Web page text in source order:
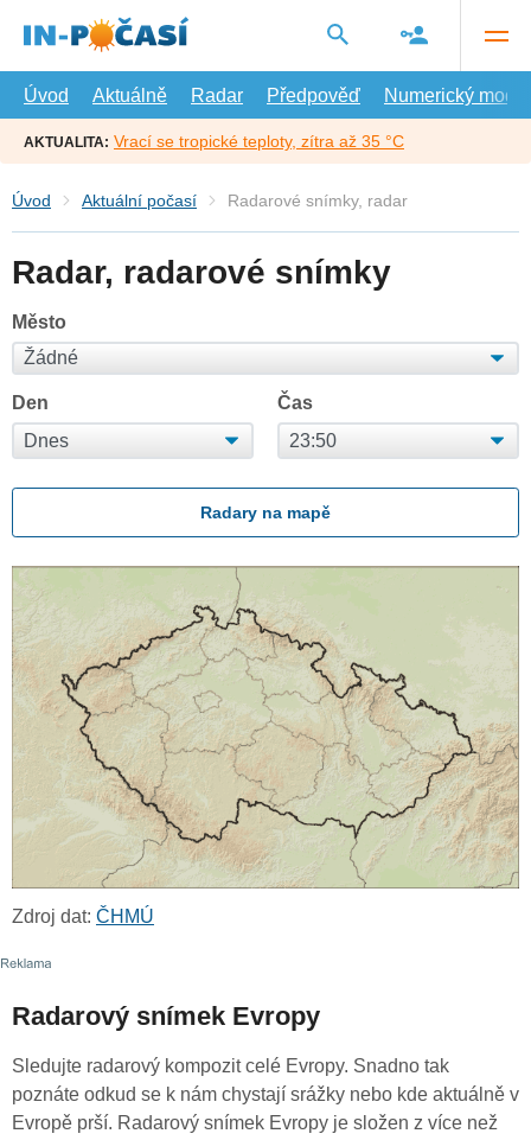
hlavní
Úvod
Aktuálně Radar Předpověď Numerický model
AKTUALITA: Vrací se tropické teploty, zítra až 35 °C
Úvod Aktuální počasí Radarové snímky, radar
Radar, radarové snímky
Město
Den Čas
Radary na mapě
Zdroj dat: ČHMÚ
Radarový snímek Evropy
Sledujte radarový kompozit celé Evropy. Snadno tak
poznáte odkud se k nám chystají srážky nebo kde aktuálně v
Evropě prší. Radarový snímek Evropy je složen z více než